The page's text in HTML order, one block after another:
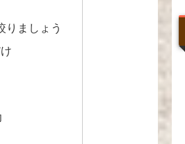
りましょう